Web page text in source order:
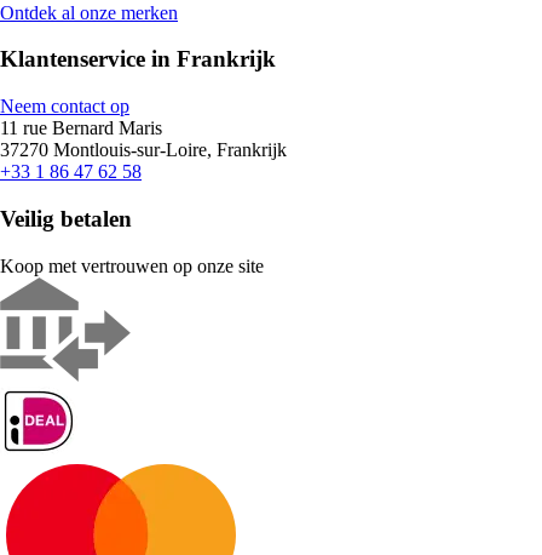
Ontdek al onze merken
Klantenservice in Frankrijk
Neem contact op
11 rue Bernard Maris
37270 Montlouis-sur-Loire, Frankrijk
+33 1 86 47 62 58
Veilig betalen
Koop met vertrouwen op onze site